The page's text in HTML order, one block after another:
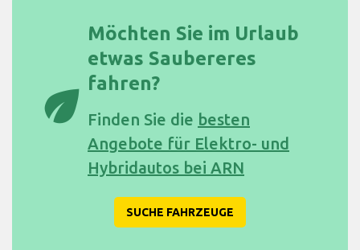
eco
Möchten Sie im Urlaub
etwas Saubereres
fahren?
Finden Sie die besten
Angebote für Elektro- und
Hybridautos bei ARN
SUCHE FAHRZEUGE